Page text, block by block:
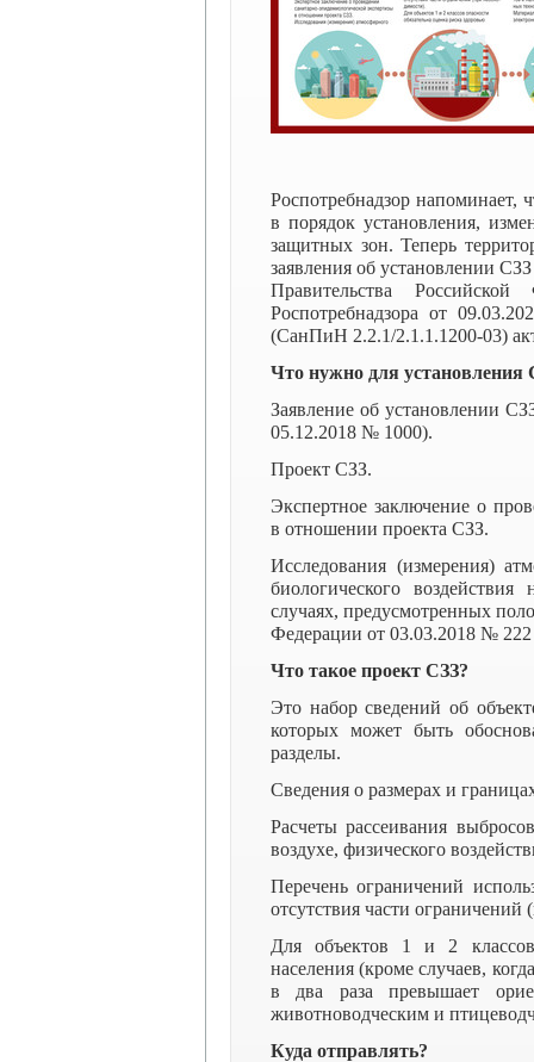
Роспотребнадзор напоминает,
в порядок установления,
защитных зон. Теперь
заявления об установлении
Правительства
Роспотребнадзора от
(СанПиН 2.2.1/2.1.1.1200-03)
Что нужно для установления
Заявление об установлении
05.12.2018 № 1000).
Проект СЗЗ.
Экспертное заключение о
в отношении проекта СЗЗ.
Исследования (измерения)
биологического
случаях, предусмотренных
Федерации от 03.03.2018 №
Что такое проект СЗЗ?
Это набор сведений об
которых может быть
разделы.
Сведения о размерах и
Расчеты рассеивания
воздухе, физического
Перечень ограничений
отсутствия части ограничений
Для объектов 1 и 2 классов
населения (кроме случаев,
в два раза превышает
животноводческим и
Куда отправлять?